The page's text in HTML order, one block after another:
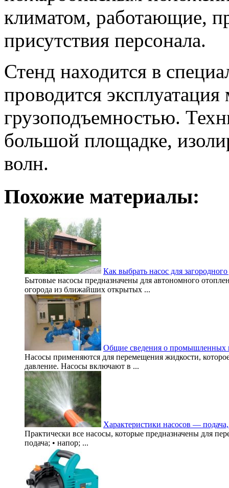
климатом, работающие,
присутствия персонала.
Стенд находится в
проводится
грузоподъемностью.
большой площадке,
волн.
Похожие материалы:
Как выбрать насос для
Бытовые насосы предназначены для автономного
огорода из ближайших открытых ...
Общие сведения о промышленных
Насосы применяются для перемещения жидкости,
давление. Насосы включают в ...
Характеристики насосов —
Практически все насосы, которые предназначены для
подача; • напор; ...